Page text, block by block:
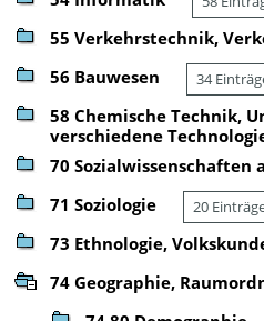
55 Verkehrstechnik,
56 Bauwesen 34
58 Chemische Technik,
verschiedene
70 Sozialwissenschaften
71 Soziologie 20
73 Ethnologie,
74 Geographie,